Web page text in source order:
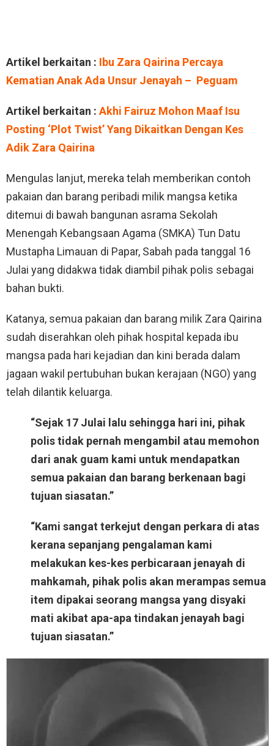
Artikel berkaitan : Ibu Zara Qairina Percaya
Kematian Anak Ada Unsur Jenayah – Peguam
Artikel berkaitan : Akhi Fairuz Mohon Maaf Isu
Posting ‘Plot Twist’ Yang Dikaitkan Dengan Kes
Adik Zara Qairina
Mengulas lanjut, mereka telah memberikan contoh
pakaian dan barang peribadi milik mangsa ketika
ditemui di bawah bangunan asrama Sekolah
Menengah Kebangsaan Agama (SMKA) Tun Datu
Mustapha Limauan di Papar, Sabah pada tanggal 16
Julai yang didakwa tidak diambil pihak polis sebagai
bahan bukti.
Katanya, semua pakaian dan barang milik Zara Qairina
sudah diserahkan oleh pihak hospital kepada ibu
mangsa pada hari kejadian dan kini berada dalam
jagaan wakil pertubuhan bukan kerajaan (NGO) yang
telah dilantik keluarga.
“Sejak 17 Julai lalu sehingga hari ini, pihak
polis tidak pernah mengambil atau memohon
dari anak guam kami untuk mendapatkan
semua pakaian dan barang berkenaan bagi
tujuan siasatan.”
“Kami sangat terkejut dengan perkara di atas
kerana sepanjang pengalaman kami
melakukan kes-kes perbicaraan jenayah di
mahkamah, pihak polis akan merampas semua
item dipakai seorang mangsa yang disyaki
mati akibat apa-apa tindakan jenayah bagi
tujuan siasatan.”